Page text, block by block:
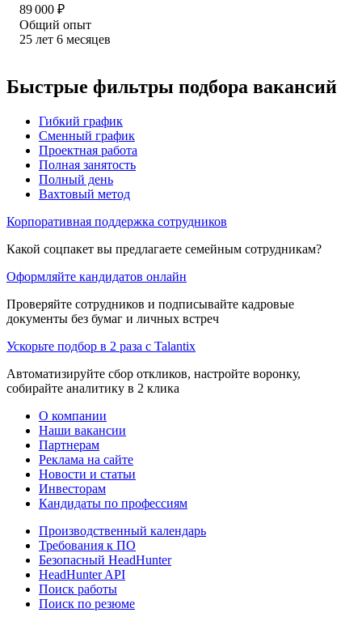
89 000 ₽
Общий опыт
25 лет 6 месяцев
Быстрые фильтры подбора вакансий
Гибкий график
Сменный график
Проектная работа
Полная занятость
Полный день
Вахтовый метод
Корпоративная поддержка сотрудников
Какой соцпакет вы предлагаете семейным сотрудникам?
Оформляйте кандидатов онлайн
Проверяйте сотрудников и подписывайте кадровые
документы без бумаг и личных встреч
Ускорьте подбор в 2 раза с Talantix
Автоматизируйте сбор откликов, настройте воронку,
собирайте аналитику в 2 клика
О компании
Наши вакансии
Партнерам
Реклама на сайте
Новости и статьи
Инвесторам
Кандидаты по профессиям
Производственный календарь
Требования к ПО
Безопасный HeadHunter
HeadHunter API
Поиск работы
Поиск по резюме